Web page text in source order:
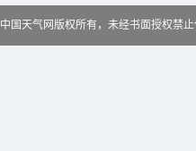
中国天气网版权所有，未经书面授权